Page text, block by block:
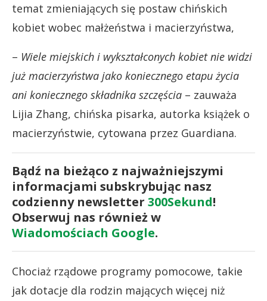
temat zmieniających się postaw chińskich
kobiet wobec małżeństwa i macierzyństwa,
– Wiele miejskich i wykształconych kobiet nie widzi
już macierzyństwa jako koniecznego etapu życia
ani koniecznego składnika szczęścia – zauważa
Lijia Zhang, chińska pisarka, autorka książek o
macierzyństwie, cytowana przez Guardiana.
Bądź na bieżąco z najważniejszymi
informacjami subskrybując nasz
codzienny newsletter 300Sekund!
Obserwuj nas również w
Wiadomościach Google.
Chociaż rządowe programy pomocowe, takie
jak dotacje dla rodzin mających więcej niż